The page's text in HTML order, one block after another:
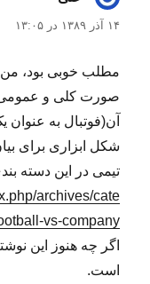
۱۴ آذر ۱۳۸۹ در ۱۳:۰۵
مطلب خوبی بود، من
صورت کلی و عمومی
آن(فوتبال به عنوان
شکل ابزاری برای
تیمی در این دسته
archives/cate
vs-company
اگر چه هنوز این
است.